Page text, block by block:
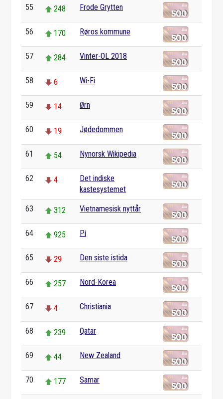
55 248 Frode Grytten
56 170 Røros kommune
57 284 Vinter-OL 2018
58 6 Wi-Fi
59 14 Ørn
60 19 Jødedommen
61 54 Nynorsk Wikipedia
62 4
Det indiske
kastesystemet
63 312 Vietnamesisk nyttår
64 925 Pi
65 29 Den siste istida
66 257 Nord-Korea
67 4 Christiania
68 239 Qatar
69 44 New Zealand
70 177 Samar